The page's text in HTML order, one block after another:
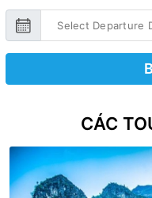
CÁC